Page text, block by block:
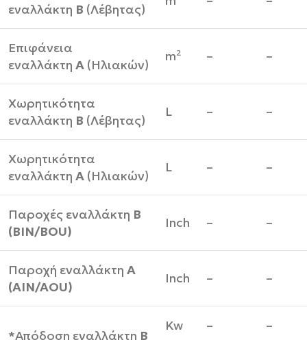
εναλλάκτη Β (Λέβητας)
Επιφάνεια
εναλλάκτη Α (Ηλιακών)
m² – –
Χωρητικότητα
εναλλάκτη Β (Λέβητας)
L – –
Χωρητικότητα
εναλλάκτη Α (Ηλιακών)
L – –
Παροχές εναλλάκτη Β
(BIN/BOU)
Inch – –
Παροχή εναλλάκτη Α
(AIN/AOU)
Inch – –
*Απόδοση εναλλάκτη Β
Kw – –